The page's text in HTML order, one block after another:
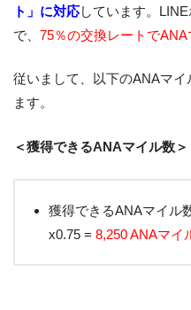
ト」に対応しています。
で、 75％の交換レートで
従いまして、以下のANAマ
ます。
＜獲得できるANAマイル数＞
獲得できるANAマイル
x0.75 = 8,250 ANAマイ